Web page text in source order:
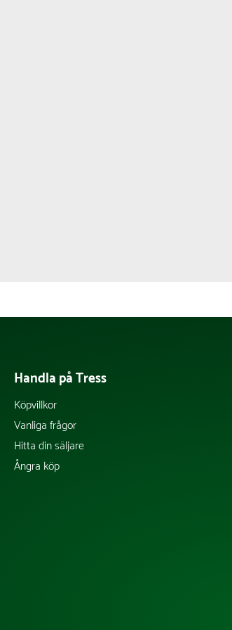
Handla på Tress
Köpvillkor
Vanliga frågor
Hitta din säljare
Ångra köp